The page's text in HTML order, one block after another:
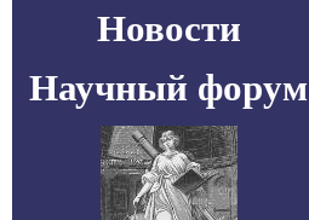
Новости
Научный форум